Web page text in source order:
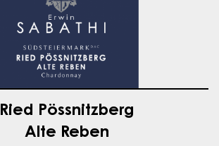
Ried Pössnitzberg
Alte Reben